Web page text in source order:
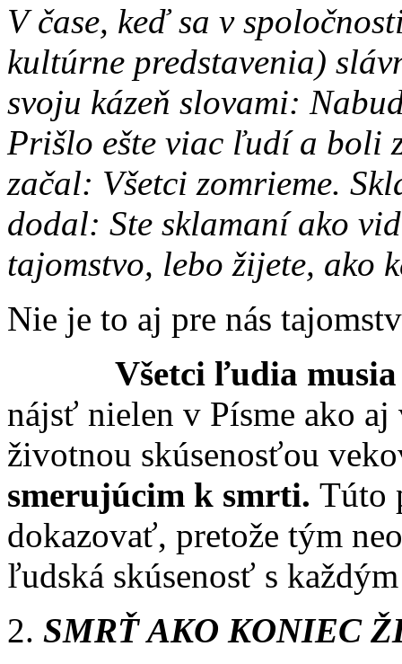
V čase, keď sa v
kultúrne predstavenia)
svoju kázeň slovami:
Prišlo ešte viac ľudí a boli
začal: Všetci zomrieme.
dodal: Ste sklamaní ako
tajomstvo, lebo žijete, ako
Nie je to aj pre nás
Všetci ľudia
nájsť nielen v Písme ako
životnou skúsenosťou
smerujúcim k smrti. Túto
dokazovať, pretože tým
ľudská skúsenosť s
SMRŤ AKO KONIEC